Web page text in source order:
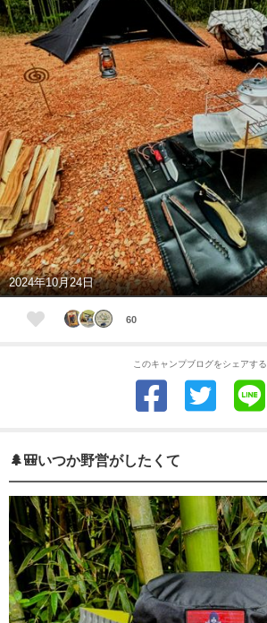
2024年10月24日
60
このキャンプブログをシェアする
🌲🎒いつか野営がしたくて